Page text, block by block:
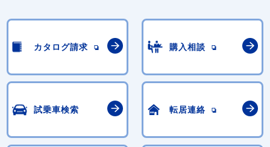
カタログ請求 購入相談
試乗車検索 転居連絡